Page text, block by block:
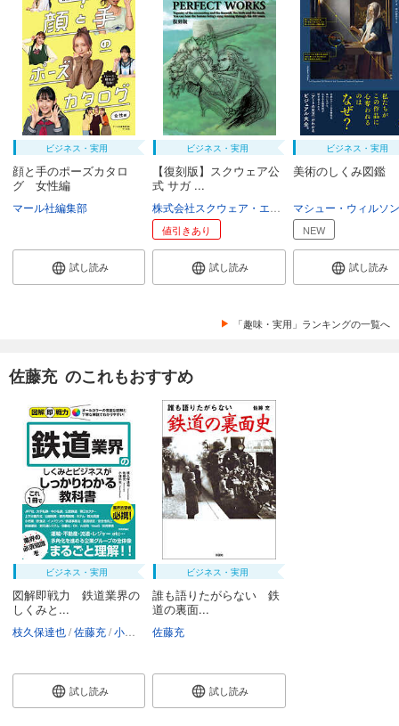
ビジネス・実用
顔と手のポーズカタロ
グ 女性編
マール社編集部
試し読み
ビジネス・実用
【復刻版】スクウェア公
式 サガ ...
株式会社スクウェア・エニックス
値引きあり
試し読み
ビジネス・実用
美術のしくみ図鑑
マシュー・ウィルソン
NEW
試し読み
「趣味・実用」ランキングの一覧へ
佐藤充 のこれもおすすめ
ビジネス・実用
図解即戦力 鉄道業界の
しくみと...
枝久保達也 佐藤充 小林拓矢
試し読み
ビジネス・実用
誰も語りたがらない 鉄
道の裏面...
佐藤充
試し読み